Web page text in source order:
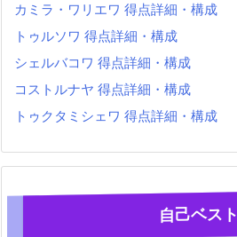
カミラ・ワリエワ 得点詳細・構成
トゥルソワ 得点詳細・構成
シェルバコワ 得点詳細・構成
コストルナヤ 得点詳細・構成
トゥクタミシェワ 得点詳細・構成
自己ベスト